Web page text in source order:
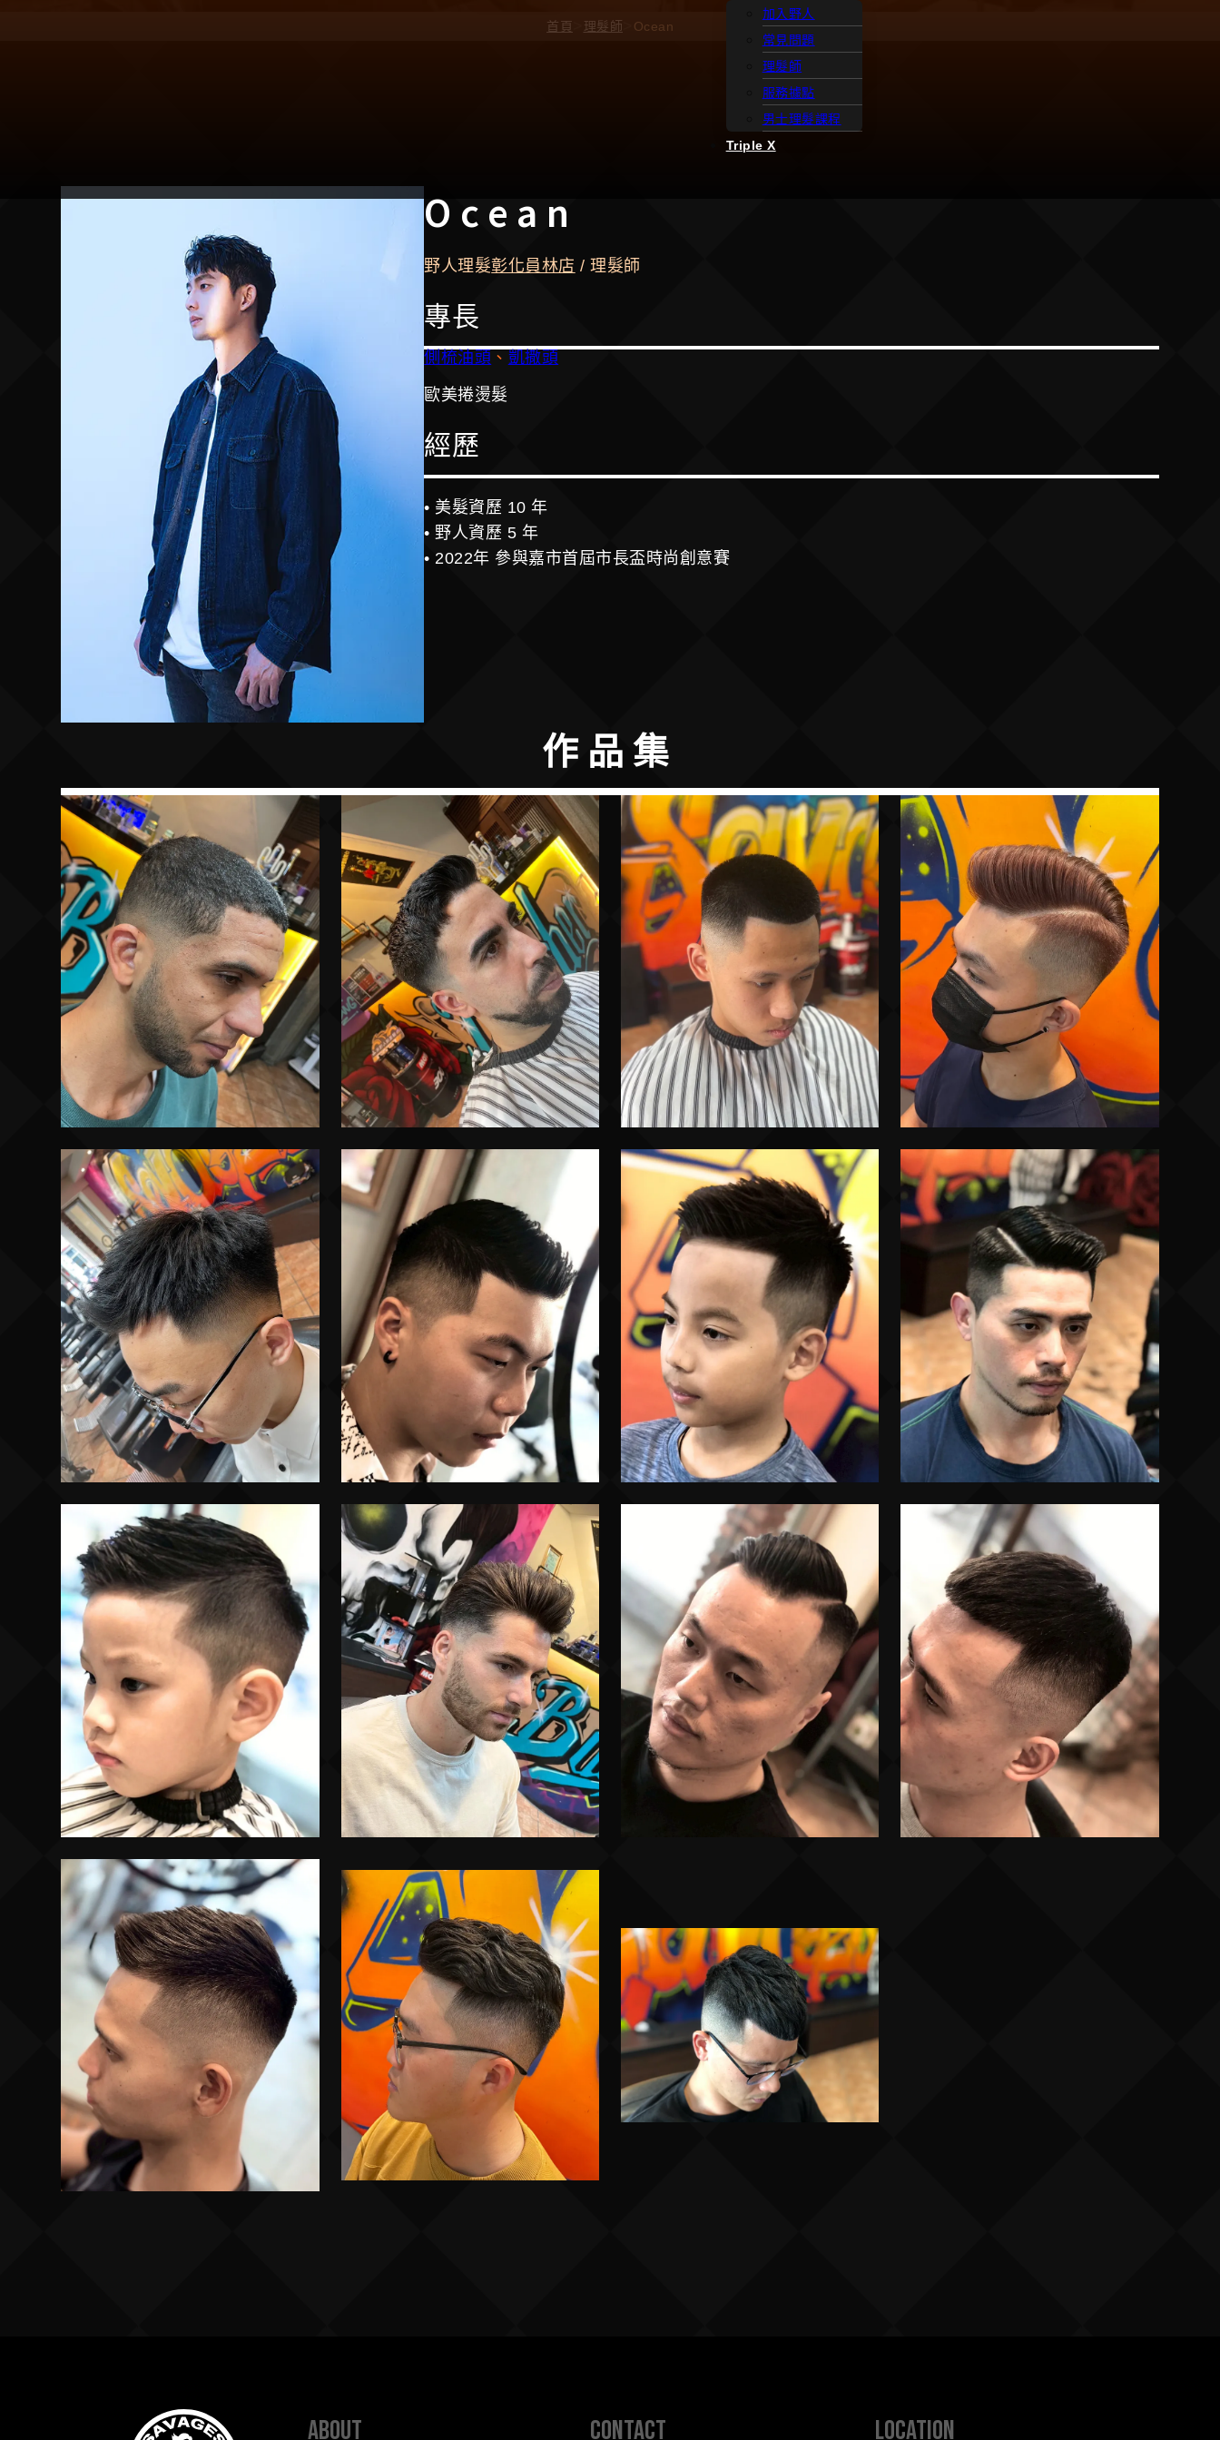
加入野人
常見問題
理髮師
服務據點
男士理髮課程
Triple X
首頁 理髮師 Ocean
Ocean
野人理髮彰化員林店 / 理髮師
專長
側梳油頭 、 凱撒頭
歐美捲燙髮
經歷
• 美髮資歷 10 年
• 野人資歷 5 年
• 2022年 參與嘉市首屆市長盃時尚創意賽
作品集
about contact location